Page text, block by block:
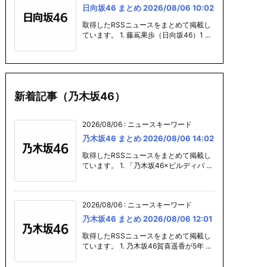
日向坂46 まとめ 2026/08/06 10:02
取得したRSSニュースをまとめて掲載し
ています。 1. 藤嶌果歩（日向坂46）1 ...
新着記事（乃木坂46）
2026/08/06 : ニュースキーワード
乃木坂46 まとめ 2026/08/06 14:02
取得したRSSニュースをまとめて掲載し
ています。 1. 「乃木坂46×ビルディバ ...
2026/08/06 : ニュースキーワード
乃木坂46 まとめ 2026/08/06 12:01
取得したRSSニュースをまとめて掲載し
ています。 1. 乃木坂46賀喜遥香が5年 ...